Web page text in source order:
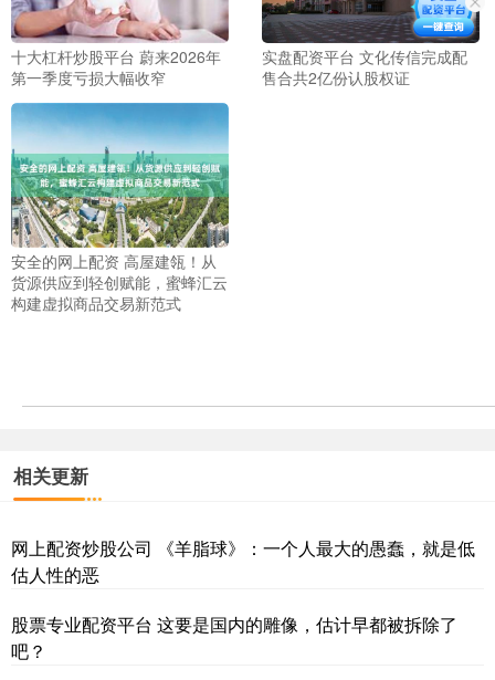
十大杠杆炒股平台 蔚来2026年
第一季度亏损大幅收窄
实盘配资平台 文化传信完成配
售合共2亿份认股权证
安全的网上配资 高屋建瓴！从
货源供应到轻创赋能，蜜蜂汇云
构建虚拟商品交易新范式
相关更新
网上配资炒股公司 《羊脂球》：一个人最大的愚蠢，就是低
估人性的恶
股票专业配资平台 这要是国内的雕像，估计早都被拆除了
吧？